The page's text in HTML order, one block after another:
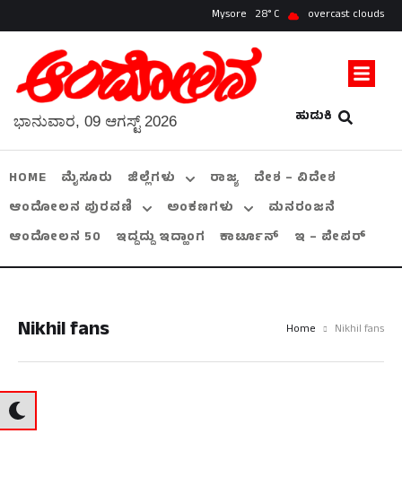
Mysore 28 overcast clouds
ಹುಡುಕಿ
ಭಾನುವಾರ, 09 ಆಗಸ್ಟ್ 2026
HOME ಮೈಸೂರು ಜಿಲ್ಲೆಗಳು ರಾಜ್ಯ
ದೇಶ – ವಿದೇಶ
ಆಂದೋಲನ ಪುರವಣಿ
ಅಂಕಣಗಳು
ಮನರಂಜನೆ
ಆಂದೋಲನ 50
ಇದ್ದದ್ದು ಇದ್ಹಾಂಗ ಕಾರ್ಟೂನ್ ಇ – ಪೇಪರ್
Nikhil fans Home Nikhil fans